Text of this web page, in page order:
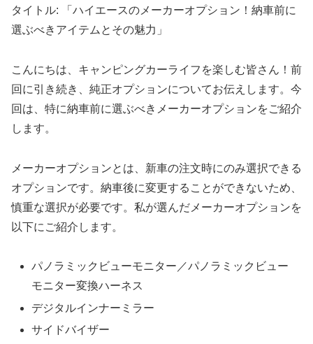
タイトル: 「ハイエースのメーカーオプション！納車前に
選ぶべきアイテムとその魅力」
こんにちは、キャンピングカーライフを楽しむ皆さん！前
回に引き続き、純正オプションについてお伝えします。今
回は、特に納車前に選ぶべきメーカーオプションをご紹介
します。
メーカーオプションとは、新車の注文時にのみ選択できる
オプションです。納車後に変更することができないため、
慎重な選択が必要です。私が選んだメーカーオプションを
以下にご紹介します。
パノラミックビューモニター／パノラミックビュー
モニター変換ハーネス
デジタルインナーミラー
サイドバイザー